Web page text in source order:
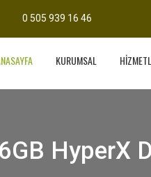
0 505 939 16 46
KURUMSAL
HyperX